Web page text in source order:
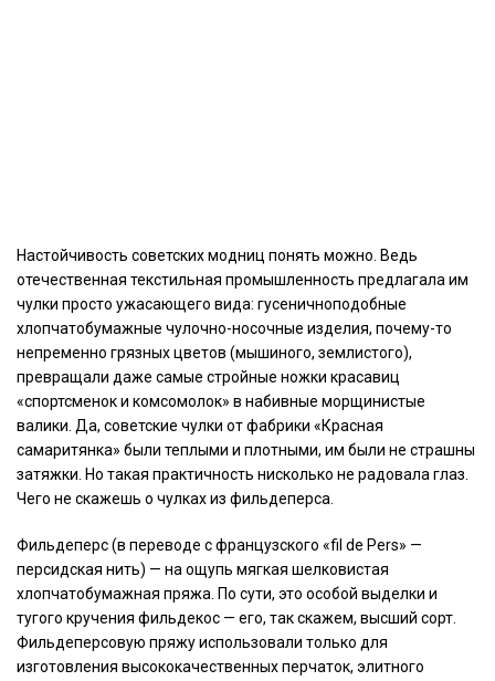
Настойчивость советских модниц понять можно. Ведь
отечественная текстильная промышленность предлагала им
чулки просто ужасающего вида: гусеничноподобные
хлопчатобумажные чулочно-носочные изделия, почему-то
непременно грязных цветов (мышиного, землистого),
превращали даже самые стройные ножки красавиц
«спортсменок и комсомолок» в набивные морщинистые
валики. Да, советские чулки от фабрики «Красная
самаритянка» были теплыми и плотными, им были не страшны
затяжки. Но такая практичность нисколько не радовала глаз.
Чего не скажешь о чулках из фильдеперса.
Фильдеперс (в переводе с французского «fil de Pers» —
персидская нить) — на ощупь мягкая шелковистая
хлопчатобумажная пряжа. По сути, это особой выделки и
тугого кручения фильдекос — его, так скажем, высший сорт.
Фильдеперсовую пряжу использовали только для
изготовления высококачественных перчаток, элитного